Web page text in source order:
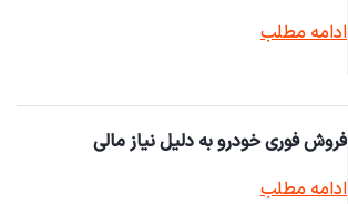
ادامه مطلب
فروش فوری خودرو به دلیل نیاز مالی
ادامه مطلب